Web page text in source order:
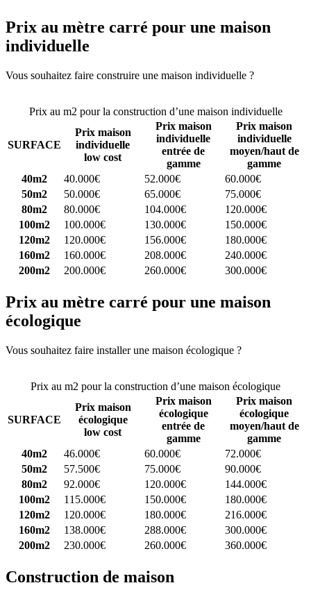
Prix au mètre carré pour une maison
individuelle
Vous souhaitez faire construire une maison individuelle ?
Prix au m2 pour la construction d’une maison individuelle
SURFACE
Prix maison
individuelle
low cost
Prix maison
individuelle
entrée de
gamme
Prix maison
individuelle
moyen/haut de
gamme
40m2
40.000€ 52.000€
60.000€
50m2
50.000€ 65.000€
75.000€
80m2
80.000€ 104.000€
120.000€
100m2
100.000€ 130.000€
150.000€
120m2
120.000€ 156.000€
180.000€
160m2
160.000€ 208.000€
240.000€
200m2
200.000€ 260.000€ 300.000€
Prix au mètre carré pour une maison
écologique
Vous souhaitez faire installer une maison écologique ?
Prix au m2 pour la construction d’une maison écologique
SURFACE
Prix maison
écologique
low cost
Prix maison
écologique
entrée de
gamme
Prix maison
écologique
moyen/haut de
gamme
40m2
46.000€ 60.000€
72.000€
50m2
57.500€ 75.000€
90.000€
80m2
92.000€ 120.000€
144.000€
100m2
115.000€ 150.000€
180.000€
120m2
120.000€ 180.000€
216.000€
160m2
138.000€ 288.000€
300.000€
200m2
230.000€ 260.000€ 360.000€
Construction de maison